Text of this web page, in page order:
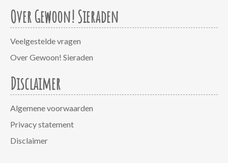
Over Gewoon! Sieraden
Veelgestelde vragen
Over Gewoon! Sieraden
Disclaimer
Algemene voorwaarden
Privacy statement
Disclaimer